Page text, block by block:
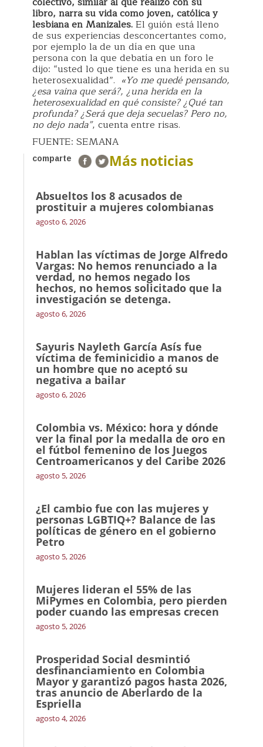
libro, narra su vida como joven, católica y
lesbiana en Manizales.El guión está lleno
de sus experiencias desconcertantes como,
por ejemplo la de un día en que una
persona con la que debatía en un foro le
dijo: “usted lo que tiene es una herida en su
heterosexualidad”. «Yo me quedé pensando,
¿esa vaina que será?, ¿una herida en la
heterosexualidad en qué consiste? ¿Qué tan
profunda? ¿Será que deja secuelas? Pero no,
no dejo nada”, cuenta entre risas.
FUENTE: SEMANA
comparte Más noticias
Absueltos los 8 acusados de
prostituir a mujeres colombianas
agosto 6, 2026
Hablan las víctimas de Jorge Alfredo
Vargas: No hemos renunciado a la
verdad, no hemos negado los
hechos, no hemos solicitado que la
investigación se detenga.
agosto 6, 2026
Sayuris Nayleth García Asís fue
víctima de feminicidio a manos de
un hombre que no aceptó su
negativa a bailar
agosto 6, 2026
Colombia vs. México: hora y dónde
ver la final por la medalla de oro en
el fútbol femenino de los Juegos
Centroamericanos y del Caribe 2026
agosto 5, 2026
¿El cambio fue con las mujeres y
personas LGBTIQ+? Balance de las
políticas de género en el gobierno
Petro
agosto 5, 2026
Mujeres lideran el 55% de las
MiPymes en Colombia, pero pierden
poder cuando las empresas crecen
agosto 5, 2026
Prosperidad Social desmintió
desfinanciamiento en Colombia
Mayor y garantizó pagos hasta 2026,
tras anuncio de Aberlardo de la
Espriella
agosto 4, 2026